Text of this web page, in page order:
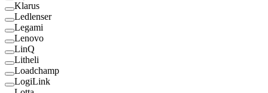
Klarus
Ledlenser
Legami
Lenovo
LinQ
Litheli
Loadchamp
LogiLink